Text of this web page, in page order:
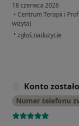
18 czerwca 2026
• Centrum Terapii i
wizyta)
• w opinii użytkownika
zgłoś nadużycie
Konto
Numer telefonu